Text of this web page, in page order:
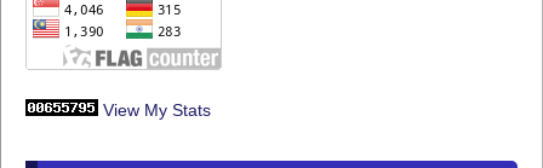
View My Stats